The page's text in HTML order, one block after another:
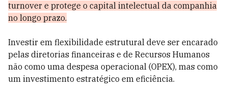
turnover e protege o capital intelectual da companhia
no longo prazo.
Investir em flexibilidade estrutural deve ser encarado
pelas diretorias financeiras e de Recursos Humanos
não como uma despesa operacional (OPEX), mas como
um investimento estratégico em eficiência.